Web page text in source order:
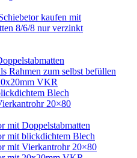
kaufen mit
8/6/8 nur verzinkt
Rahmen zum selbst befüllen
VKR
Blech
20×80
mit Doppelstabmatten
mit blickdichtem Blech
mit Vierkantrohr 20×80